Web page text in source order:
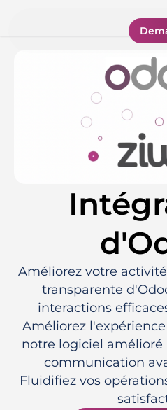
Améliorez votre
transparente
interactions
Améliorez
notre logiciel amélioré
communication
Fluidifiez vos